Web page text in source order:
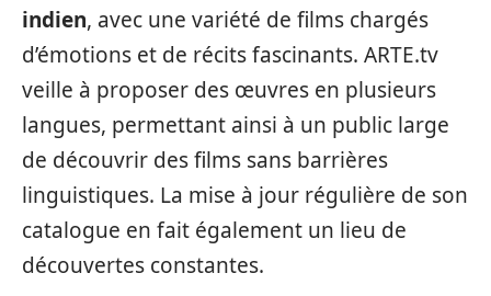
indien, avec une variété de films chargés
d’émotions et de récits fascinants. ARTE.tv
veille à proposer des œuvres en plusieurs
langues, permettant ainsi à un public large
de découvrir des films sans barrières
linguistiques. La mise à jour régulière de son
catalogue en fait également un lieu de
découvertes constantes.